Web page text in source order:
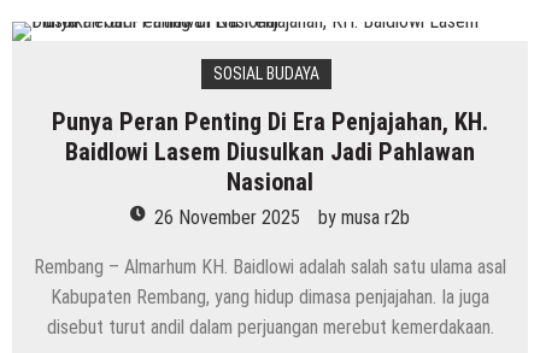
SOSIAL BUDAYA
Punya Peran Penting Di Era Penjajahan, KH.
Baidlowi Lasem Diusulkan Jadi Pahlawan
Nasional
26 November 2025 by musa r2b
Rembang – Almarhum KH. Baidlowi adalah salah satu ulama asal
Kabupaten Rembang, yang hidup dimasa penjajahan. Ia juga
disebut turut andil dalam perjuangan merebut kemerdakaan.